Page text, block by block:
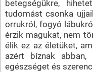
betegségükre,
tudomást csonka
orrukról, fogyó
érzik magukat, nem
élik ez az életüket,
azért bíznak abban,
egészséget és